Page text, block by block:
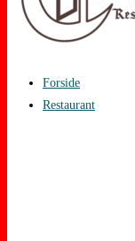
Forside
Restaurant